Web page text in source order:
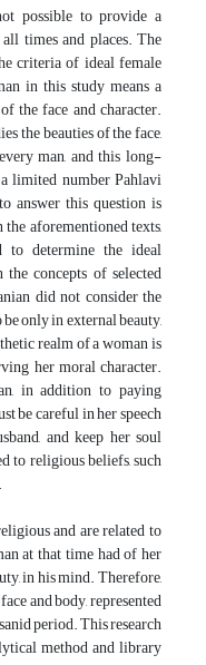
possible to provide a
times and places. The
criteria of ideal female
in this study means a
the face and character.
the beauties of the face,
man, and this long-
limited number Pahlavi
answer this question is
the aforementioned texts,‌
to determine the ideal
the concepts of selected
did not consider the
only in external beauty,
realm of a woman is
her moral character.
in addition to paying
be careful in her speech
and keep her soul
to religious beliefs, such
and are related to
at that time had of her
in his mind. Therefore,
and body, represented
period. This research
method and library